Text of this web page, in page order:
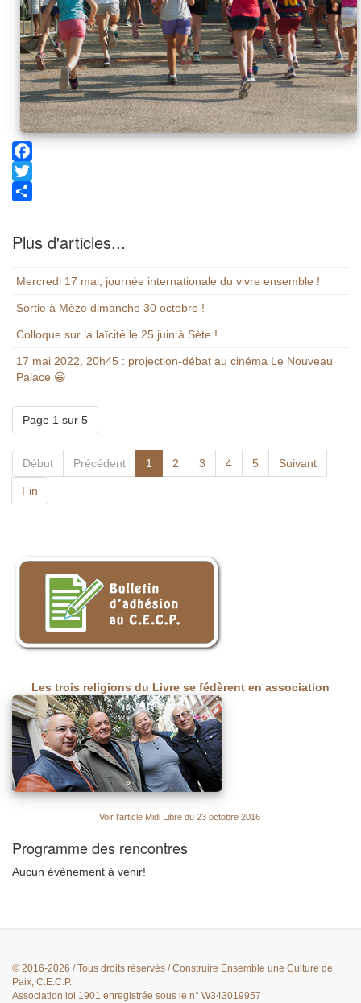
Facebook
Twitter
Plus d'articles...
Mercredi 17 mai, journée internationale du vivre ensemble !
Sortie à Mèze dimanche 30 octobre !
Colloque sur la laïcité le 25 juin à Sète !
17 mai 2022, 20h45 : projection-débat au cinéma Le Nouveau
Palace 😀
Page 1 sur 5
Début Précédent 1 2 3 4 5 Suivant
Fin
Les trois religions du Livre se fédèrent en association
Voir l'article Midi Libre du 23 octobre 2016
Programme des rencontres
Aucun évènement à venir!
© 2016-2026 / Tous droits réservés / Construire Ensemble une Culture de
Paix, C.E.C.P.
Association loi 1901 enregistrée sous le n° W343019957